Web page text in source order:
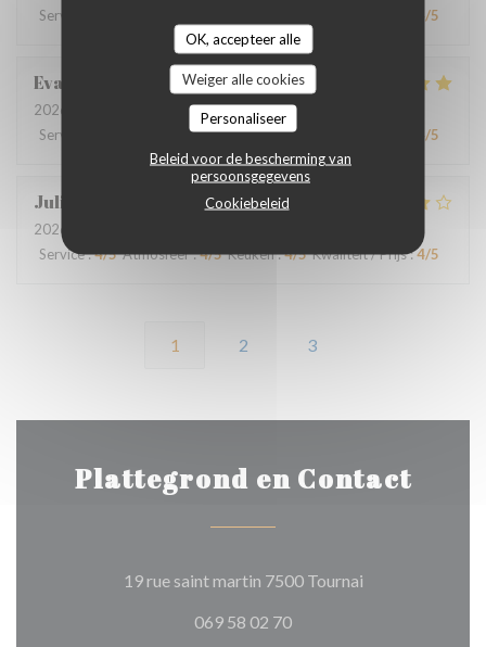
OK, accepteer alle
Weiger alle cookies
Personaliseer
Beleid voor de bescherming van
persoonsgegevens
Cookiebeleid
Service
/5
Eva
2026-07-16
- 20:00 - Gasten 2
Service
Atmosfeer:4/5 Keuken:5/5 /5
Julie
2026-07-13
Service:4/5 Atmosfeer:4/5 Keuken:4/5 Kwaliteit / Prijs:4/5
1 2 3
Plattegrond en Contact
19 rue saint martin 7500 Tournai((opent in een
069 58 02 70